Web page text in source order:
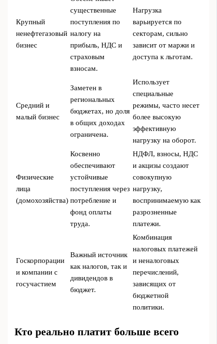
Крупный
ненефтегазовый
бизнес
существенные
поступления по
налогу на
прибыль, НДС и
страховым
взносам.
Нагрузка
варьируется по
секторам, сильно
зависит от маржи и
доступа к льготам.
Средний и
малый бизнес
Заметен в
региональных
бюджетах, но доля
в общих доходах
ограничена.
Использует
специальные
режимы, часто несет
более высокую
эффективную
нагрузку на оборот.
Физические
лица
(домохозяйства)
Косвенно
обеспечивают
устойчивые
поступления через
потребление и
фонд оплаты
труда.
НДФЛ, взносы, НДС
и акцизы создают
совокупную
нагрузку,
воспринимаемую как
разрозненные
платежи.
Госкорпорации
и компании с
госучастием
Важный источник
как налогов, так и
дивидендов в
бюджет.
Комбинация
налоговых платежей
и неналоговых
перечислений,
зависящих от
бюджетной
политики.
Кто реально платит больше всего